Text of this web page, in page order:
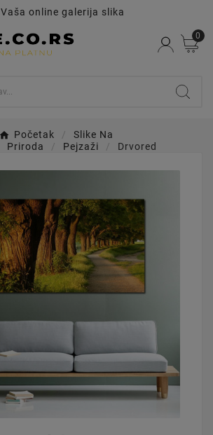
Vaša online galerija slika
0
Početak
Slike Na
Priroda Pejzaži Drvored